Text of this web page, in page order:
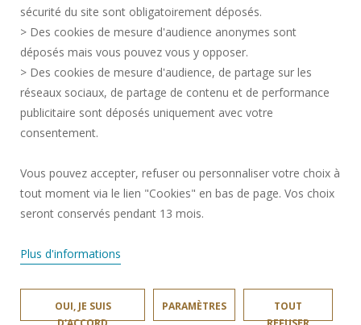
SERVICES PUBLICS +
CRÉDITS
JE DONNE MON AVIS
ACCESSIBILITÉ : NON CONFORME
GESTION DES COOKIES
Rejoignez-nous!
sécurité du site sont obligatoirement déposés.
> Des cookies de mesure d'audience anonymes sont
déposés mais vous pouvez vous y opposer.
> Des cookies de mesure d'audience, de partage sur les
réseaux sociaux, de partage de contenu et de performance
publicitaire sont déposés uniquement avec votre
consentement.
Vous pouvez accepter, refuser ou personnaliser votre choix à
tout moment via le lien "Cookies" en bas de page. Vos choix
seront conservés pendant 13 mois.
Plus d'informations
OUI, JE SUIS
PARAMÈTRES
TOUT